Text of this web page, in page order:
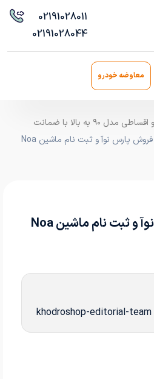
02191028011
02191028044
معاوضه خودرو
خودرو شاپ، خرید و فروش خودرو اقساطی مدل ۹۰ به بالا با ضمانت
» شرایط فروش پارس نوآ و ثبت نام ماشین Noa
شرایط فروش پارس نوآ و ثبت نام ماشین Noa
khodroshop-editorial-team